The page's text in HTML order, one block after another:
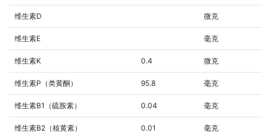
维生素D 微克
维生素E 毫克
维生素K 0.4 微克
维生素P（类黄酮） 95.8 毫克
维生素B1（硫胺素） 0.04 毫克
维生素B2（核黄素） 0.01 毫克